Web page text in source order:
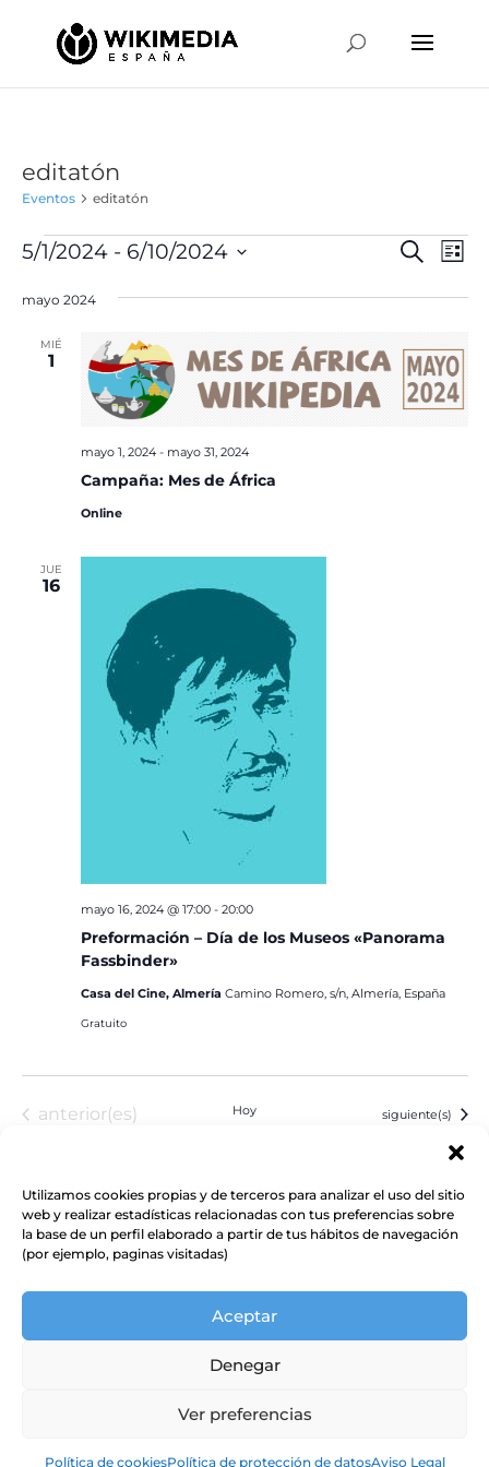
Utilizamos cookies propias y de terceros para analizar el uso del sitio
web y realizar estadísticas relacionadas con tus preferencias sobre
la base de un perfil elaborado a partir de tus hábitos de navegación
(por ejemplo, paginas visitadas)
Aceptar
Denegar
Ver preferencias
Política de cookiesPolítica de protección de datosAviso Legal
editatón
Eventos editatón
Eventos
vistas
de
Buscar
de
Lista
5/1/2024 - 6/10/2024
la
mayo 2024
MIÉ
1
Campaña: Mes de África
mayo 1, 2024- mayo 31, 2024
Online
JUE
16
Preformación – Día de los Museos «Panorama
Fassbinder»
mayo 16, 2024 @ 17:00- 20:00
Casa del Cine, Almería Camino Romero, s/n, Almería, España
Gratuito
Eventos
anterior(es) Hoy Eventos
siguiente(s)